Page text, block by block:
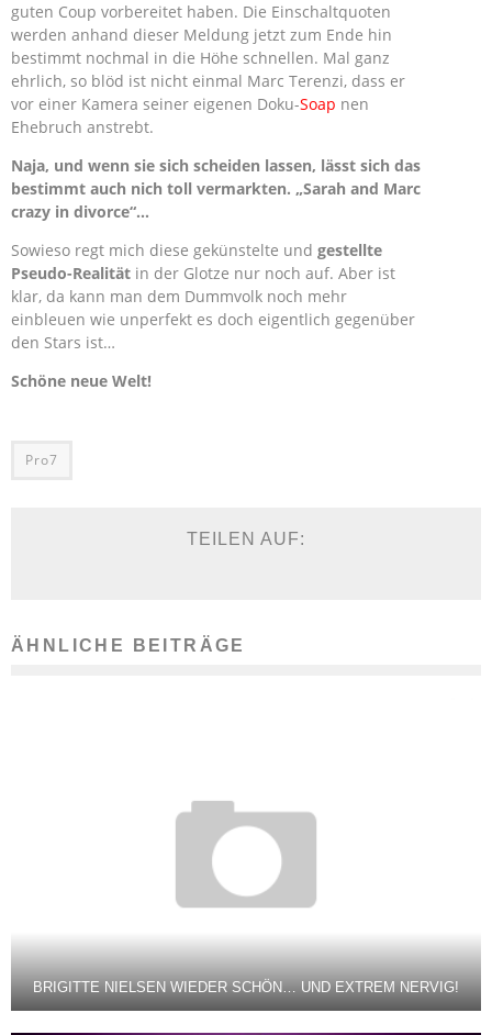
guten Coup vorbereitet haben. Die Einschaltquoten
werden anhand dieser Meldung jetzt zum Ende hin
bestimmt nochmal in die Höhe schnellen. Mal ganz
ehrlich, so blöd ist nicht einmal Marc Terenzi, dass er
vor einer Kamera seiner eigenen Doku-Soap nen
Ehebruch anstrebt.
Naja, und wenn sie sich scheiden lassen, lässt sich das
bestimmt auch nich toll vermarkten. „Sarah and Marc
crazy in divorce“…
Sowieso regt mich diese gekünstelte und gestellte
Pseudo-Realität in der Glotze nur noch auf. Aber ist
klar, da kann man dem Dummvolk noch mehr
einbleuen wie unperfekt es doch eigentlich gegenüber
den Stars ist…
Schöne neue Welt!
Pro7
TEILEN AUF:
ÄHNLICHE BEITRÄGE
BRIGITTE NIELSEN WIEDER SCHÖN… UND EXTREM NERVIG!